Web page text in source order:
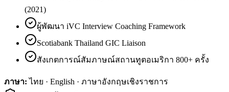
(2021)
ผู้พัฒนา iVC Interview Coaching Framework
Scotiabank Thailand GIC Liaison
สังเกตการณ์สัมภาษณ์สถานทูตอเมริกา 800+ ครั้ง
ภาษา: ไทย · English · ภาษาอังกฤษเชิงราชการ